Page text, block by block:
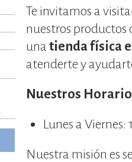
Te invitamos a
nuestros productos
una tienda física
atenderte y
Nuestros
Lunes a Viernes:
Nuestra misión es